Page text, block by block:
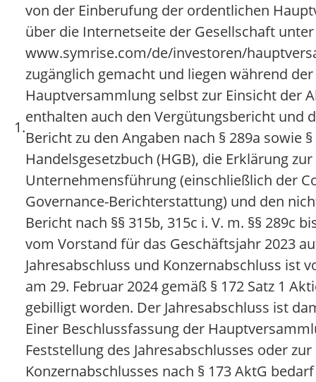
1.
von der Einberufung der ordentlichen
über die Internetseite der Gesellschaft unter
www.symrise.com/de/investoren/
zugänglich gemacht und liegen während der
Hauptversammlung selbst zur Einsicht der
enthalten auch den Vergütungsbericht und
Bericht zu den Angaben nach § 289a sowie §
Handelsgesetzbuch (HGB), die Erklärung zur
Unternehmensführung (einschließlich der
Governance-Berichterstattung) und den
Bericht nach §§ 315b, 315c i. V. m. §§ 289c
vom Vorstand für das Geschäftsjahr 2023
Jahresabschluss und Konzernabschluss ist
am 29. Februar 2024 gemäß § 172 Satz 1
gebilligt worden. Der Jahresabschluss ist
Einer Beschlussfassung der
Feststellung des Jahresabschlusses oder
Konzernabschlusses nach § 173 AktG